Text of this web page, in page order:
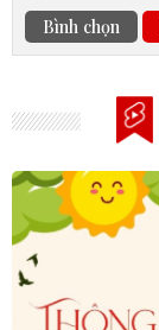
Bình chọn